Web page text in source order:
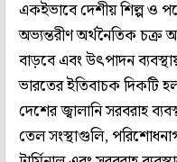
একইভাবে দেশীয় শিল্প ও
অভ্যন্তরীণ অর্থনৈতিক চক্র
বাড়বে এবং উৎপাদন
ভারতের ইতিবাচক দিকটি
দেশের জ্বালানি সরবরাহ
তেল সংস্থাগুলি,